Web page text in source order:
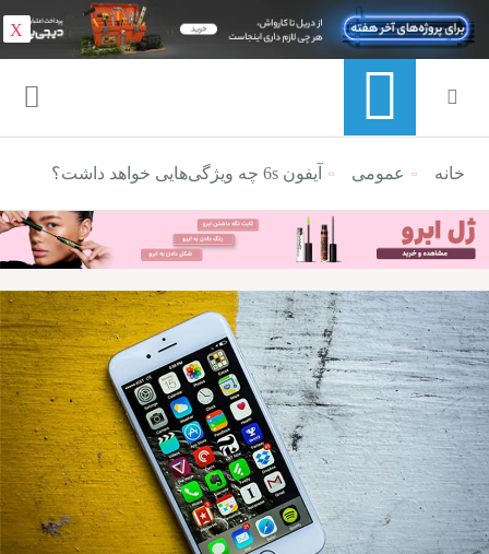
منوی ناوبری خرده نان
خانه عمومی آیفون 6s چه ویژگی‌هایی خواهد داشت؟
X